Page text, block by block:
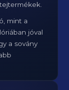
mint a
jóval
a sovány